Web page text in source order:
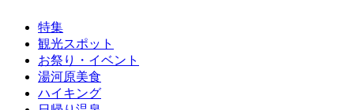
特集
観光スポット
お祭り・イベント
湯河原美食
ハイキング